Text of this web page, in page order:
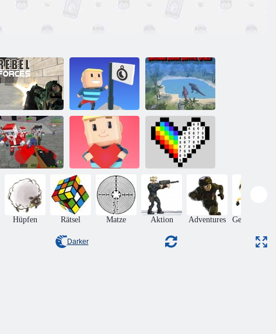
Rebellen
Kogama: Erreich
die Flagge
Jurassic
Survival World
der Dinosaurier
Pixelkriege
Apokalypse
Zombie
Kogama:
Herzland
Pixel nach
Zahlen
Hüpfen Rätsel Matze Aktion Adventures
Darker